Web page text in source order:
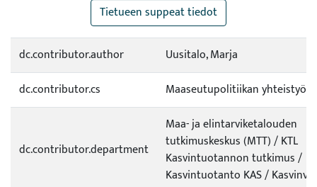
Tietueen suppeat tiedot
dc.contributor.author
Uusitalo, Marja
dc.contributor.cs
Maaseutupolitiikan
dc.contributor.department
Maa- ja elintarviketalouden
tutkimuskeskus (MTT) / KTL
Kasvintuotannon tutkimus /
Kasvintuotanto KAS /